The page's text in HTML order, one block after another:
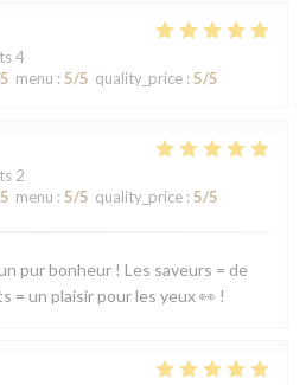
4
menu : 5/5 quality_price : 5/5
2
menu : 5/5 quality_price : 5/5
pur bonheur ! Les saveurs = de
= un plaisir pour les yeux 👀 !